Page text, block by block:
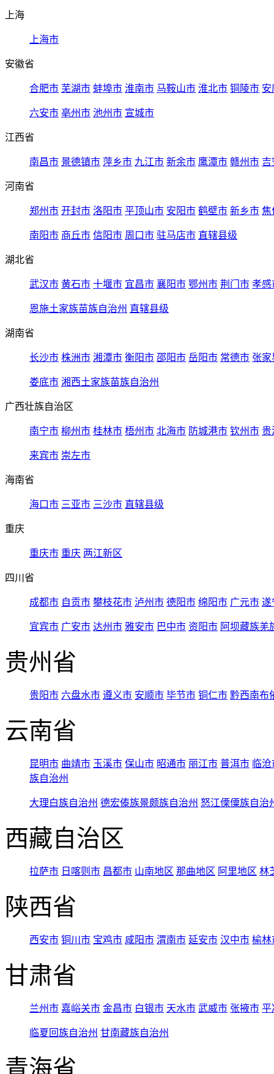
上海
上海市
安徽省
合肥市 芜湖市 蚌埠市 淮南市 马鞍山市 淮北市 铜陵市 安
六安市 亳州市 池州市 宣城市
江西省
南昌市 景德镇市 萍乡市 九江市 新余市 鹰潭市 赣州市 吉
河南省
郑州市 开封市 洛阳市 平顶山市 安阳市 鹤壁市 新乡市 焦
南阳市 商丘市 信阳市 周口市 驻马店市 直辖县级
湖北省
武汉市 黄石市 十堰市 宜昌市 襄阳市 鄂州市 荆门市 孝感
恩施土家族苗族自治州 直辖县级
湖南省
长沙市 株洲市 湘潭市 衡阳市 邵阳市 岳阳市 常德市 张家
娄底市 湘西土家族苗族自治州
广西壮族自治区
南宁市 柳州市 桂林市 梧州市 北海市 防城港市 钦州市 贵
来宾市 崇左市
海南省
海口市 三亚市 三沙市 直辖县级
重庆
重庆市 重庆 两江新区
四川省
成都市 自贡市 攀枝花市 泸州市 德阳市 绵阳市 广元市 遂
宜宾市 广安市 达州市 雅安市 巴中市 资阳市 阿坝藏族羌
贵州省
贵阳市 六盘水市 遵义市 安顺市 毕节市 铜仁市 黔西南布
云南省
昆明市 曲靖市 玉溪市 保山市 昭通市 丽江市 普洱市 临
族自治州
大理白族自治州 德宏傣族景颇族自治州 怒江傈僳族自治
西藏自治区
拉萨市 日喀则市 昌都市 山南地区 那曲地区 阿里地区 林
陕西省
西安市 铜川市 宝鸡市 咸阳市 渭南市 延安市 汉中市 榆林
甘肃省
兰州市 嘉峪关市 金昌市 白银市 天水市 武威市 张掖市 平
临夏回族自治州 甘南藏族自治州
青海省